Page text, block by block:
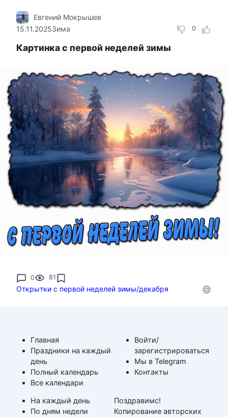
0
Евгений Мокрышев
15.11.2025Зима
Картинка с первой неделей зимы
0 81
Открытки с первой неделей зимы/декабря
Главная
Праздники на каждый
день
Полный календарь
Все календари
На каждый день
По дням недели
Войти/
зарегистрироваться
Мы в Telegram
Контакты
Поздравимс!
Копирование авторских